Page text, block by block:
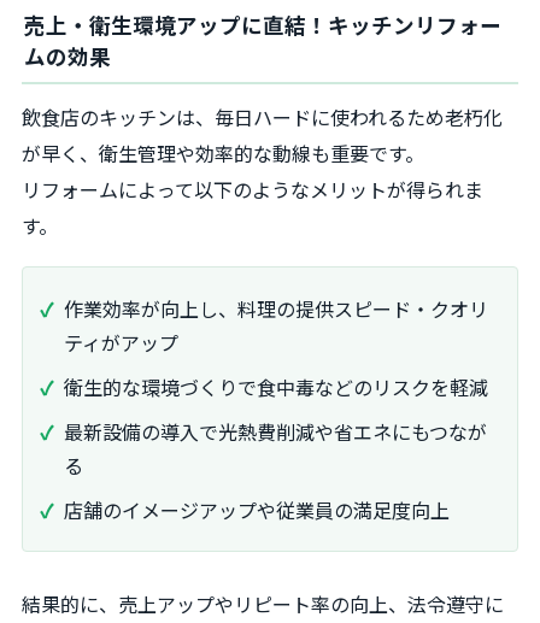
売上・衛生環境アップに直結！キッチンリフォー
ムの効果
飲食店のキッチンは、毎日ハードに使われるため老朽化
が早く、衛生管理や効率的な動線も重要です。
リフォームによって以下のようなメリットが得られま
す。
作業効率が向上し、料理の提供スピード・クオリ
ティがアップ
衛生的な環境づくりで食中毒などのリスクを軽減
最新設備の導入で光熱費削減や省エネにもつなが
る
店舗のイメージアップや従業員の満足度向上
結果的に、売上アップやリピート率の向上、法令遵守に